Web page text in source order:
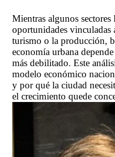
Mientras algunos
oportunidades vinculadas
turismo o la producción,
economía urbana
más debilitado. Este
modelo económico
y por qué la ciudad
el crecimiento quede